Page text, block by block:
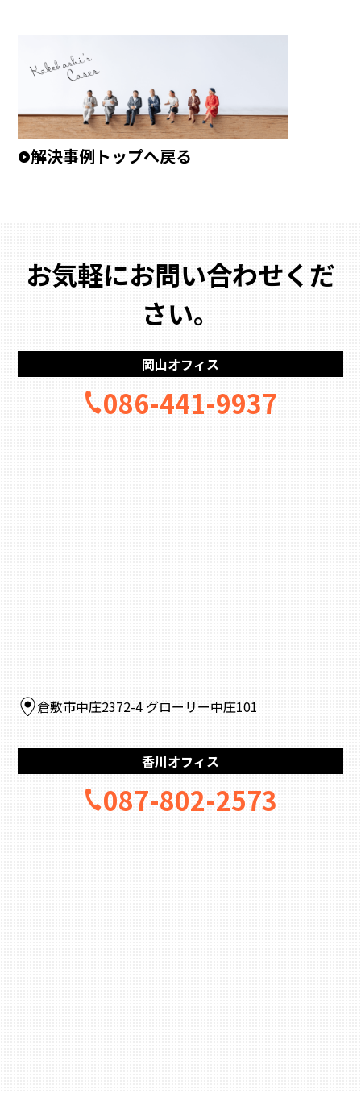
解決事例トップへ戻る
お気軽にお問い合わせくだ
さい。
岡山オフィス
086-441-9937
倉敷市中庄2372-4 グローリー中庄101
香川オフィス
087-802-2573